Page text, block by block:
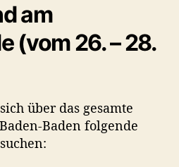
am
(vom 26. – 28.
über das gesamte
Baden folgende